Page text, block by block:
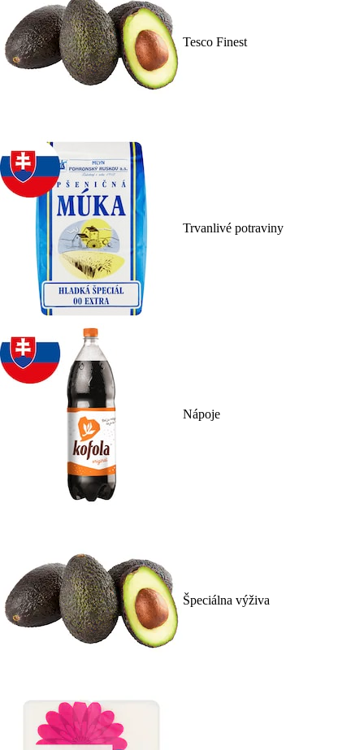
Tesco Finest
Trvanlivé potraviny
Nápoje
Špeciálna výživa